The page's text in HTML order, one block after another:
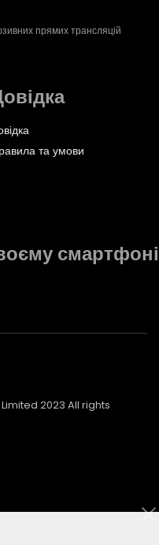
прямих трансляцій
та умови
смартфоні
2023 All rights